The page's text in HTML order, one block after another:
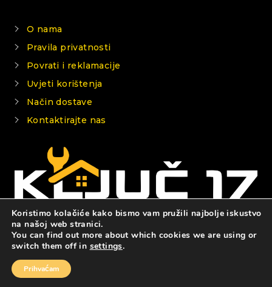
O nama
Pravila privatnosti
Povrati i reklamacije
Uvjeti korištenja
Način dostave
Kontaktirajte nas
© 2026 KLJUČ 17
Koristimo kolačiće kako bismo vam pružili najbolje iskustvo
na našoj web stranici.
You can find out more about which cookies we are using or
switch them off in settings.
Prihvaćam